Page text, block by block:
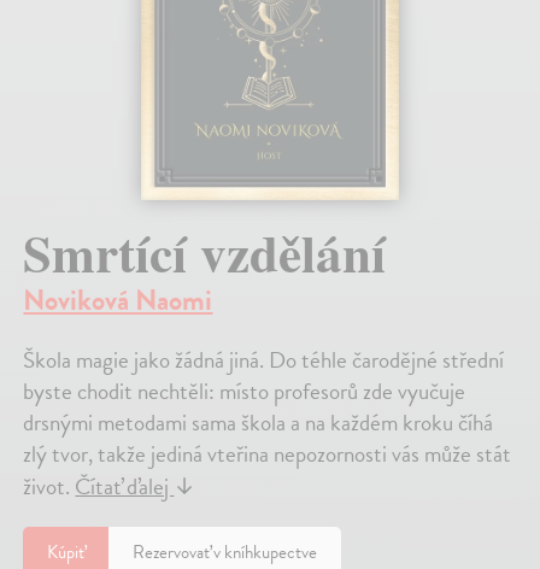
Smrtící vzdělání
Noviková Naomi
Škola magie jako žádná jiná. Do téhle čarodějné střední
byste chodit nechtěli: místo profesorů zde vyučuje
drsnými metodami sama škola a na každém kroku číhá
zlý tvor, takže jediná vteřina nepozornosti vás může stát
život.Čítať ďalej↓
Kúpiť Rezervovať v kníhkupectve